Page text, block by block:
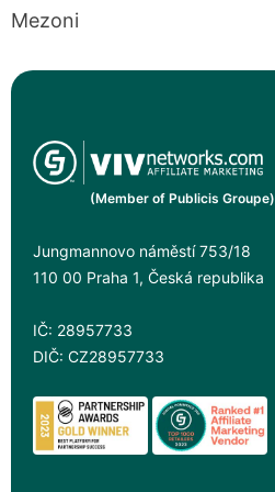
Mezoni
(Member of Publicis Groupe)
Jungmannovo náměstí 753/18
110 00 Praha 1, Česká republika
IČ: 28957733
DIČ: CZ28957733